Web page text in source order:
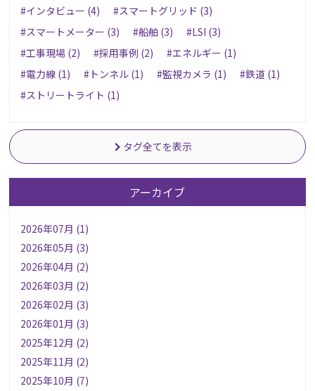
#インタビュー (4)
#スマートグリッド (3)
#スマートメーター (3)
#船舶 (3)
#LSI (3)
#工事現場 (2)
#採用事例 (2)
#エネルギー (1)
#電力線 (1)
#トンネル (1) #監視カメラ (1)
#鉄道 (1)
#ストリートライト (1)
タグ全てを表示
アーカイブ
2026年07月 (1)
2026年05月 (3)
2026年04月 (2)
2026年03月 (2)
2026年02月 (3)
2026年01月 (3)
2025年12月 (2)
2025年11月 (2)
2025年10月 (7)